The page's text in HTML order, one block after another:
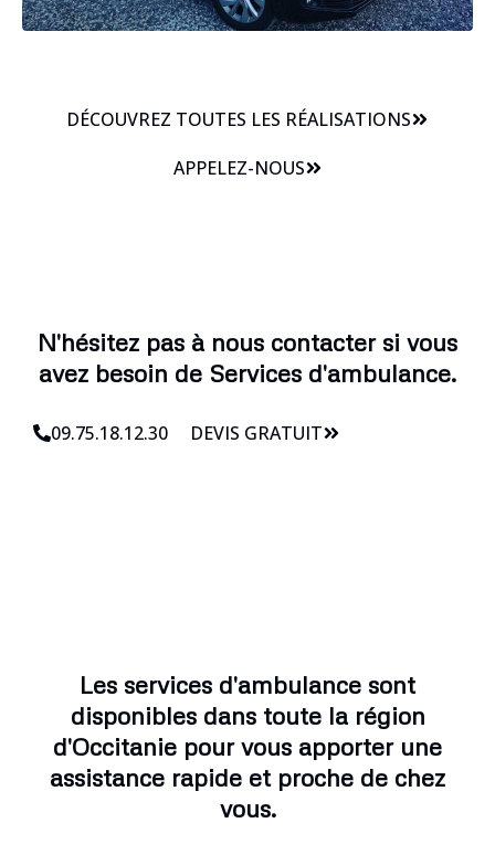
DÉCOUVREZ TOUTES LES RÉALISATIONS
APPELEZ-NOUS
N'hésitez pas à nous contacter si vous
avez besoin de Services d'ambulance.
09.75.18.12.30 DEVIS GRATUIT
Les services d'ambulance sont
disponibles dans toute la région
d'Occitanie pour vous apporter une
assistance rapide et proche de chez
vous.